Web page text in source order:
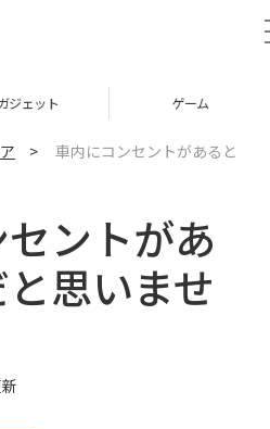
ジェット ゲーム
>
車内にコンセントがあると
ントがあ
思いませ